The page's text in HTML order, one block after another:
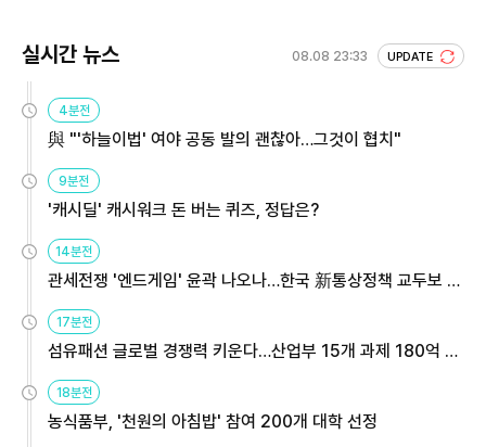
실시간 뉴스 08.08 23:33 UPDATE
4분전
與 "'하늘이법' 여야 공동 발의 괜찮아…그것이 협치"
9분전
'캐시딜' 캐시워크 돈 버는 퀴즈, 정답은?
14분전
관세전쟁 '엔드게임' 윤곽 나오나…한국 新통상정책 교두보 활
용해야
17분전
섬유패션 글로벌 경쟁력 키운다…산업부 15개 과제 180억 지
원
18분전
농식품부, '천원의 아침밥' 참여 200개 대학 선정